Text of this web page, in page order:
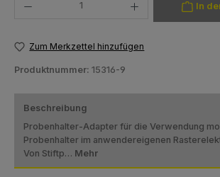
In
Zum Merkzettel hinzufügen
Produktnummer: 15316-9
Beschreibung
Probenhalter-Adapter für die Verwendung
Probenhalter im anwendereigenen
Von Stiftp… Mehr